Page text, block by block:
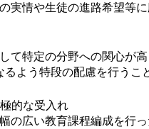
実情や生徒の進路希望等
て特定の分野への関心が
よう特段の配慮を行うこ
的な受入れ
の広い教育課程編成を行